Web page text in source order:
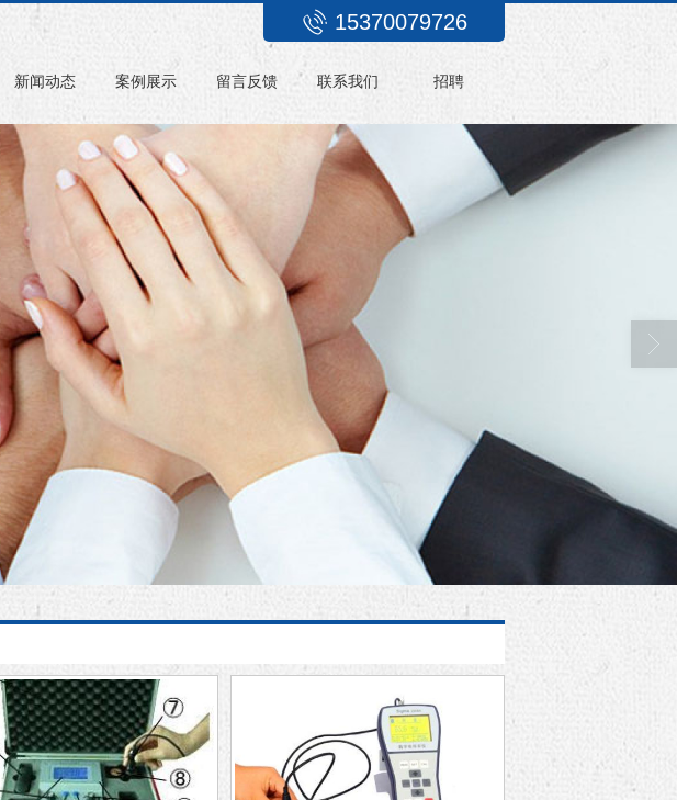
15370079726
新闻动态 案例展示 留言反馈 联系我们 招聘